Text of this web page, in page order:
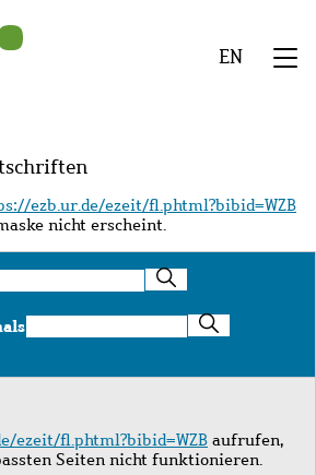
EN
ezb.ur.de/ezeit/fl.phtml?bibid=WZB
nicht erscheint.
Suche
nach
Journals
ezeit/fl.phtml?bibid=WZB aufrufen,
Seiten nicht funktionieren.